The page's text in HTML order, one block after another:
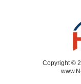
Copyright ©